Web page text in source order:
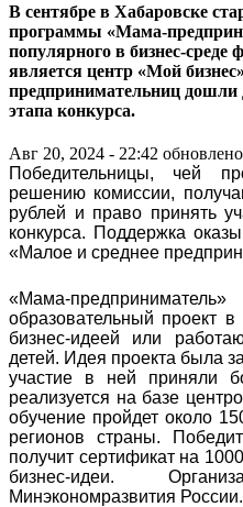
В сентябре в Хабаровске
программы «Мама-
популярного в бизнес-среде
является центр «Мой
предпринимательниц дошли
этапа конкурса.
Авг 20, 2024 - 22:42
Победительницы, чей
решению комиссии,
рублей и право принять
конкурса. Поддержка
«Малое и среднее
«Мама-
образовательный проект
бизнес-идеей или
детей. Идея проекта была
участие в ней приняли
реализуется на базе
обучение пройдет около
регионов страны.
получит сертификат на
бизнес-идеи.
Минэкономразвития России.